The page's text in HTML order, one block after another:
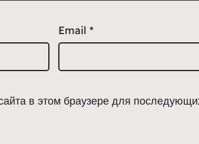
Email *
в этом браузере для